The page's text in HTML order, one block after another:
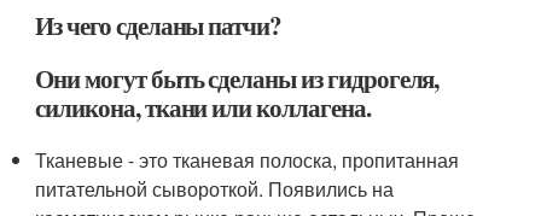
Из чего сделаны патчи?
Они могут быть сделаны из гидрогеля,
силикона, ткани или коллагена.
Тканевые - это тканевая полоска, пропитанная
питательной сывороткой. Появились на